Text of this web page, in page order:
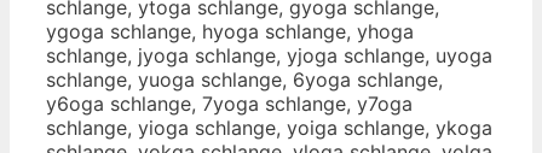
schlange, ytoga schlange, gyoga schlange,
ygoga schlange, hyoga schlange, yhoga
schlange, jyoga schlange, yjoga schlange, uyoga
schlange, yuoga schlange, 6yoga schlange,
y6oga schlange, 7yoga schlange, y7oga
schlange, yioga schlange, yoiga schlange, ykoga